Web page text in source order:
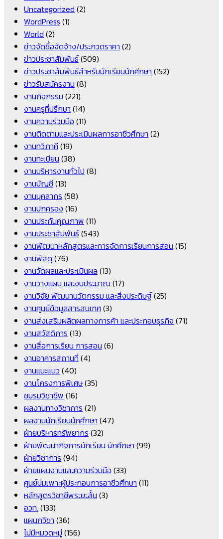
Uncategorized (2)
WordPress (1)
World (2)
ข่าวจัดซื้อจัดจ้าง/ประกวดราคา (2)
ข่าวประชาสัมพันธ์(509)
ข่าวประชาสัมพันธ์สำหรับนักเรียนนักศึกษา (152)
ข่าวรับสมัครงาน (8)
งานกิจกรรม (221)
งานครูที่ปรึกษา (14)
งานความร่วมมือ (11)
งานติดตามและประเมินผลการอาชีวศึกษา (2)
งานทวิภาคี (19)
งานทะเบียน (38)
งานบริหารงานทั่วไป (8)
งานบัญชี(13)
งานบุคลากร (58)
งานปกครอง (16)
งานประกันคุณภาพ (11)
งานประชาสัมพันธ์(543)
งานพัฒนาหลักสูตรและการจัดการเรียนการสอน (15)
งานพัสดุ (76)
งานวัดผลและประเมินผล (13)
งานวางแผน และงบประมาณ (17)
งานวิจัย พัฒนานวัตกรรม และสิ่งประดิษฐ์(25)
งานศูนย์ข้อมูลสารสนเทศ(3)
งานส่งเสริมผลิตผลทางการค้า และประกอบธุรกิจ (71)
งานสวัสดิการ (13)
งานสื่อการเรียน การสอน (6)
งานอาคารสถานที่ (4)
งานแนะแนว (40)
งานโครงการพิเศษ(35)
ชมรมวิชาชีพ (16)
ผลงานทางวิชาการ (21)
ผลงานนักเรียนนักศึกษา (47)
ฝ่ายบริหารทรัพยากร (32)
ฝ่ายพัฒนากิจการนักเรียน นักศึกษา (99)
ฝ่ายวิชาการ (94)
ฝ่ายแผนงานและความร่วมมือ (33)
ศูนย์บ่มเพาะผู้ประกอบการอาชีวศึกษา (11)
หลักสูตรวิชาชีพระยะสั้น (3)
อวท. (133)
แผนกวิชา (36)
ไม่มีหมวดหมู่ (156)